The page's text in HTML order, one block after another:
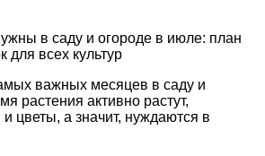
в саду и огороде в июле: план
для всех культур
важных месяцев в саду и
растения активно растут,
цветы, а значит, нуждаются в